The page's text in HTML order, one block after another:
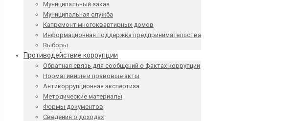
Муниципальный заказ
Муниципальная служба
Капремонт многоквартирных домов
Информационная поддержка предпринимательства
Выборы
Противодействие коррупции
Обратная связь для сообщений о фактах коррупции
Нормативные и правовые акты
Антикоррупционная экспертиза
Методические материалы
Формы документов
Сведения о доходах